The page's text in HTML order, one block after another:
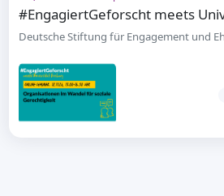
#EngagiertGeforscht meets
Deutsche Stiftung für Engagement und